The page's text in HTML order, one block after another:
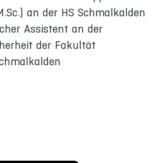
an der HS Schmalkalden
Assistent an der
der Fakultät